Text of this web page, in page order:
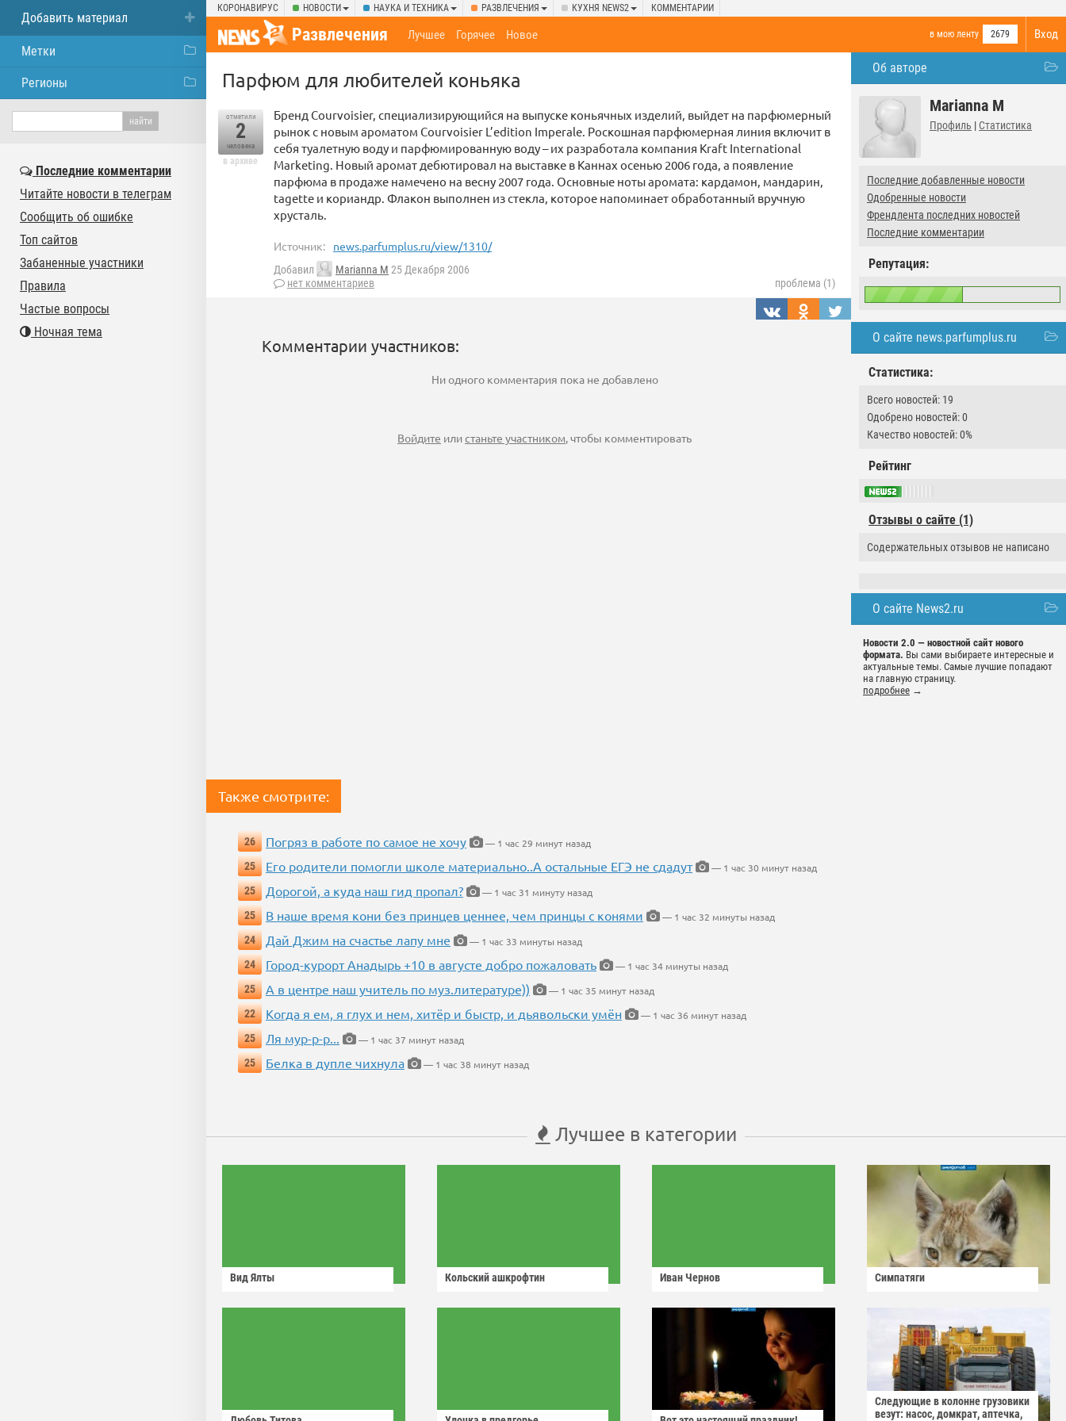
КОРОНАВИРУС НОВОСТИ НАУКА И ТЕХНИКА РАЗВЛЕЧЕНИЯ КУХНЯ NEWS2 КОММЕНТАРИИ
Вход
Развлечения в мою ленту 2679
Лучшее Горячее Новое
Об авторе
Marianna M
Профиль | Статистика
Последние добавленные новости
Одобренные новости
Френдлента последних новостей
Последние комментарии
Репутация:
О сайте news.parfumplus.ru
Статистика:
Всего новостей: 19
Одобрено новостей: 0
Качество новостей: 0%
Рейтинг
Отзывы о сайте (1)
Содержательных отзывов не написано
О сайте News2.ru
Новости 2.0 — новостной сайт нового
формата. Вы сами выбираете интересные и
актуальные темы. Самые лучшие попадают
на главную страницу.
подробнее →
Парфюм для любителей коньяка
отметили
2
человека
в архиве
Бренд Courvoisier, специализирующийся на выпуске коньячных изделий, выйдет на парфюмерный
рынок с новым ароматом Courvoisier L’edition Imperale. Роскошная парфюмерная линия включит в
себя туалетную воду и парфюмированную воду – их разработала компания Kraft International
Marketing. Новый аромат дебютировал на выставке в Каннах осенью 2006 года, а появление
парфюма в продаже намечено на весну 2007 года. Основные ноты аромата: кардамон, мандарин,
tagette и кориандр. Флакон выполнен из стекла, которое напоминает обработанный вручную
хрусталь.
Источник: news.parfumplus.ru/view/1310/
Добавил Marianna M 25 Декабря 2006
нет комментариев
проблема (1)
Комментарии участников:
Ни одного комментария пока не добавлено
Войдите илистаньте участником, чтобы комментировать
Также смотрите:
26 Погряз в работе по самое не хочу
— 1 час 29 минут назад
25
Его родители помогли школе материально..А остальные ЕГЭ не сдадут
— 1 час 30 минут назад
25
Дорогой, а куда наш гид пропал?
— 1 час 31 минуту назад
25
В наше время кони без принцев ценнее, чем принцы с конями
— 1 час 32 минуты назад
24
Дай Джим на счастье лапу мне
— 1 час 33 минуты назад
24
Город-курорт Анадырь +10 в августе добро пожаловать
— 1 час 34 минуты назад
25
А в центре наш учитель по муз.литературе))
— 1 час 35 минут назад
22
Когда я ем, я глух и нем, хитёр и быстр, и дьявольски умён
— 1 час 36 минут назад
25
Ля мур-р-р...
— 1 час 37 минут назад
25
Белка в дупле чихнула — 1 час 38 минут назад
Лучшее в категории
Вид Ялты Кольский ашкрофтин Иван Чернов Симпатяги
Следующие в колонне грузовики
везут: насос, домкрат, аптечка,
Добавить материал
Метки
Регионы
Последние комментарии
Читайте новости в телеграм
Сообщить об ошибке
Топ сайтов
Забаненные участники
Правила
Частые вопросы
Ночная тема